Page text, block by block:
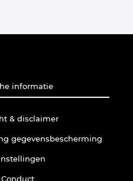
informatie
& disclaimer
gegevensbescherming